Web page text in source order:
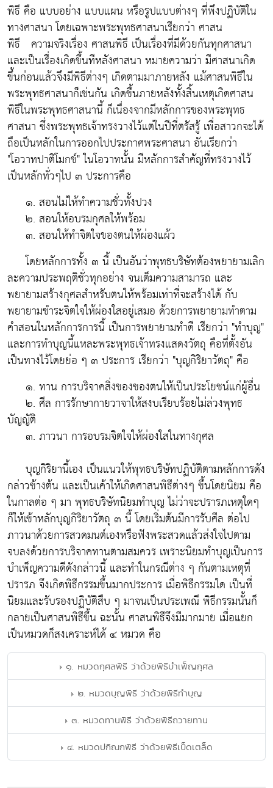
พิธี คือ แบบอย่าง แบบแผน หรือรูปแบบต่างๆ ที่พึงปฏิบัติใน
ทางศาสนา โดยเฉพาะพระพุทธศาสนาเรียกว่า ศาสน
พิธี ความจริงเรื่อง ศาสนพิธี เป็นเรื่องที่มีด้วยกันทุกศาสนา
และเป็นเรื่องเกิดขึ้นทีหลังศาสนา หมายความว่า มีศาสนาเกิด
ขึ้นก่อนแล้วจึงมีพิธีต่างๆ เกิดตามมาภายหลัง แม้ศาสนพิธีใน
พระพุทธศาสนาก็เช่นกัน เกิดขึ้นภายหลังทั้งสิ้นเหตุเกิดศาสน
พิธีในพระพุทธศาสนานี้ ก็เนื่องจากมีหลักการของพระพุทธ
ศาสนา ซึ่งพระพุทธเจ้าทรงวางไว้แต่ในปีที่ตรัสรู้ เพื่อสาวกจะได้
ถือเป็นหลักในการออกไปประกาศพระศาสนา อันเรียกว่า
"โอวาทปาติโมกข์" ในโอวาทนั้น มีหลักการสำคัญที่ทรงวางไว้
เป็นหลักทั่วๆไป ๓ ประการคือ
๑. สอนไม่ให้ทำความชั่วทั้งปวง
๒. สอนให้อบรมกุศลให้พร้อม
๓. สอนให้ทำจิตใจของตนให้ผ่องแผ้ว
โดยหลักการทั้ง ๓ นี้ เป็นอันว่าพุทธบริษัทต้องพยายามเลิก
ละความประพฤติชั่วทุกอย่าง จนเต็มความสามารถ และ
พยายามสร้างกุศลสำหรับตนให้พร้อมเท่าที่จะสร้างได้ กับ
พยายามชำระจิตใจให้ผ่องใสอยู่เสมอ ด้วยการพยายามทำตาม
คำสอนในหลักการการนี้ เป็นการพยายามทำดี เรียกว่า "ทำบุญ"
และการทำบุญนี้แหละพระพุทธเจ้าทรงแสดงวัตถุ คือที่ตั้งอัน
เป็นทางไว้โดยย่อ ๆ ๓ ประการ เรียกว่า "บุญกิริยาวัตถุ"คือ
๑. ทาน การบริจาคสิ่งของของตนให้เป็นประโยชน์แก่ผู้อื่น
๒. ศีล การรักษากายวาจาให้สงบเรียบร้อยไม่ล่วงพุทธ
บัญญัติ
๓. ภาวนา การอบรมจิตใจให้ผ่องใสในทางกุศล
บุญกิริยานี้เอง เป็นแนวให้พุทธบริษัทปฏิบัติตามหลักการดัง
กล่าวข้างต้น และเป็นเค้าให้เกิดศาสนพิธีต่างๆ ขึ้นโดยนิยม คือ
ในกาลต่อ ๆ มา พุทธบริษัทนิยมทำบุญ ไม่ว่าจะปรารภเหตุใดๆ
ก็ให้เข้าหลักบุญกิริยาวัตถุ ๓ นี้ โดยเริ่มต้นมีการรับศีล ต่อไป
ภาวนาด้วยการสวดมนต์เองหรือฟังพระสวดแล้วส่งใจไปตาม
จบลงด้วยการบริจาคทานตามสมควร เพราะนิยมทำบุญเป็นการ
บำเพ็ญความดีดังกล่าวนี้ และทำในกรณีต่าง ๆ กันตามเหตุที่
ปรารภ จึงเกิดพิธีกรรมขึ้นมากประการ เมื่อพิธีกรรมใด เป็นที่
นิยมและรับรองปฏิบัติสืบ ๆ มาจนเป็นประเพณี พิธีกรรมนั้นก็
กลายเป็นศาสนพิธีขึ้น ฉะนั้น ศาสนพิธีจึงมีมากมาย เมื่อแยก
เป็นหมวดก็สงเคราะห์ได้ ๔ หมวด คือ
๑. หมวดกุศลพิธี ว่าด้วยพิธีบำเพ็ญกุศล
๒. หมวดบุญพิธี ว่าด้วยพิธีทำบุญ
๓. หมวดทานพิธี ว่าด้วยพิธีถวายทาน
๔. หมวดปกิณกพิธี ว่าด้วยพิธีเบ็ดเตล็ด